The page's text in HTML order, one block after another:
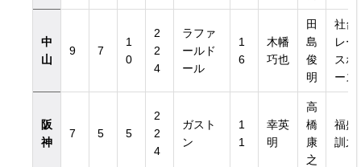
中
山
9 7
1
0
2
2
4
ラファ
ールド
ール
1
6
木幡
巧也
田
島
俊
明
社台
レー
スホ
ース
阪
神
7 5 5
2
2
4
ガスト
ン
1
1
幸英
明
高
橋
康
之
福盛
訓之